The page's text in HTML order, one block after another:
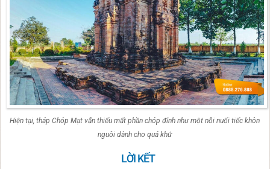
Hiện tại, tháp Chóp Mạt vẫn thiếu mất phần chóp đỉnh như một nỗi nuối tiếc khôn
nguôi dành cho quá khứ
LỜI KẾT